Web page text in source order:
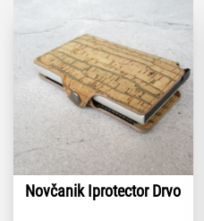
Novčanik Iprotector Drvo